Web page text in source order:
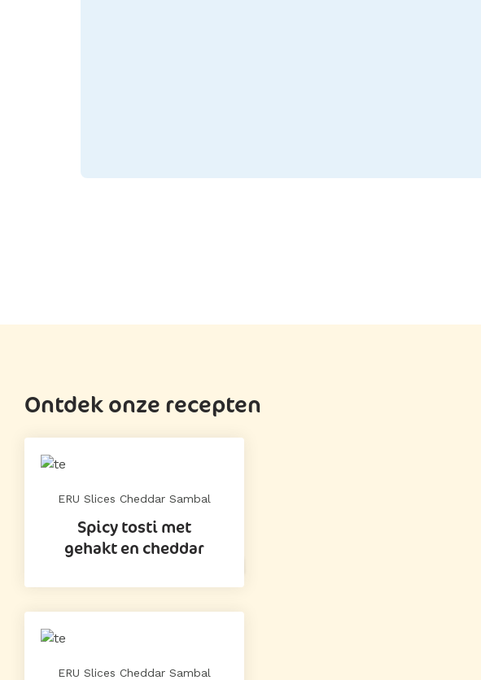
Ontdek onze recepten
ERU Slices Cheddar Sambal
Spicy tosti met
gehakt en cheddar
ERU Slices Cheddar Sambal